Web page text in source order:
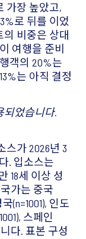
가장 높았고,
로 뒤를 이었
의 비중은 상대
여행을 준비
객의 20%는
는 아직 결정
되었습니다.
스가 2026년 3
. 입소스는
18세 이상 성
가는 중국
(n=1001), 인도
스페인
니다. 표본 구성